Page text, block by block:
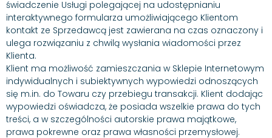
świadczenie Usługi polegającej na udostępnianiu
interaktywnego formularza umożliwiającego Klientom
kontakt ze Sprzedawcą jest zawierana na czas oznaczony i
ulega rozwiązaniu z chwilą wysłania wiadomości przez
Klienta.
Klient ma możliwość zamieszczania w Sklepie Internetowym
indywidualnych i subiektywnych wypowiedzi odnoszących
się m.in. do Towaru czy przebiegu transakcji. Klient dodając
wypowiedzi oświadcza, że posiada wszelkie prawa do tych
treści, a w szczególności autorskie prawa majątkowe,
prawa pokrewne oraz prawa własności przemysłowej.